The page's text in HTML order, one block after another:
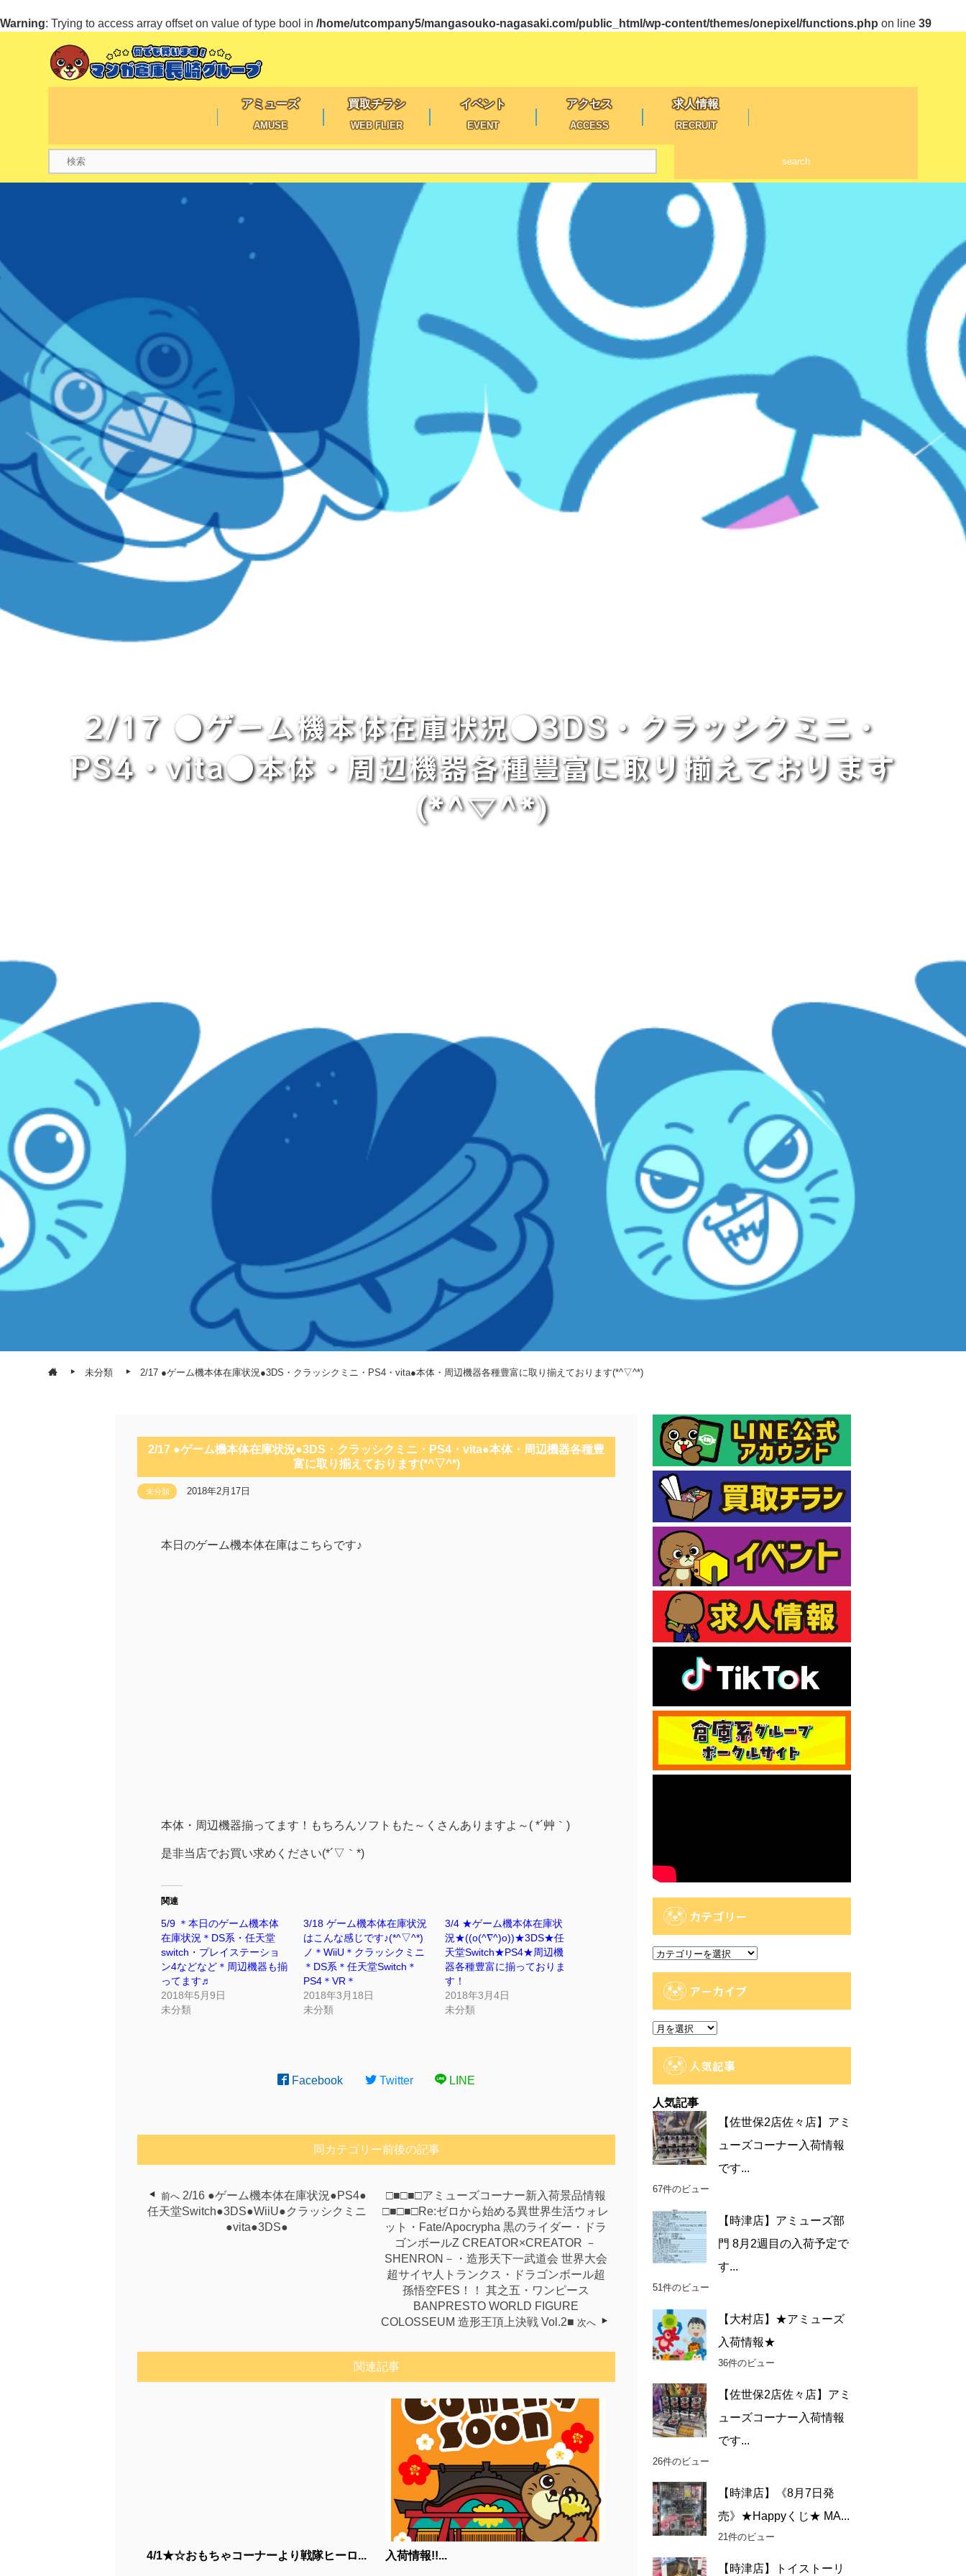
Warning: Trying to access array offset on value of type bool in /home/utcompany5/mangasouko-nagasaki.com/public_html/wp-content/themes/onepixel/functions.php on line 39
アミューズ
AMUSE
買取チラシ
WEB FLIER
イベント
EVENT
アクセス
ACCESS
求人情報
RECRUIT
search
2/17 ●ゲーム機本体在庫状況●3DS・クラッシクミニ・
PS4・vita●本体・周辺機器各種豊富に取り揃えております
(*^▽^*)
未分類 2/17 ●ゲーム機本体在庫状況●3DS・クラッシクミニ・PS4・vita●本体・周辺機器各種豊富に取り揃えております(*^▽^*)
2/17 ●ゲーム機本体在庫状況●3DS・クラッシクミニ・PS4・vita●本体・周辺機器各種豊
富に取り揃えております(*^▽^*)
未分類 2018年2月17日
本日のゲーム機本体在庫はこちらです♪
本体・周辺機器揃ってます！もちろんソフトもた～くさんありますよ～( *´艸｀)
是非当店でお買い求めください(*´▽｀*)
関連
5/9 ＊本日のゲーム機本体
在庫状況＊DS系・任天堂
switch・プレイステーショ
ン4などなど＊周辺機器も揃
ってます♬
2018年5月9日
未分類
3/18 ゲーム機本体在庫状況
はこんな感じです♪(*^▽^*)
ノ＊WiiU＊クラッシクミニ
＊DS系＊任天堂Switch＊
PS4＊VR＊
2018年3月18日
未分類
3/4 ★ゲーム機本体在庫状
況★((o(^∇^)o))★3DS★任
天堂Switch★PS4★周辺機
器各種豊富に揃っておりま
す！
2018年3月4日
未分類
Facebook Twitter LINE
同カテゴリー前後の記事
前へ 2/16 ●ゲーム機本体在庫状況●PS4●
任天堂Switch●3DS●WiiU●クラッシクミニ
●vita●3DS●
□■□■□アミューズコーナー新入荷景品情報
□■□■□Re:ゼロから始める異世界生活ウォレ
ット・Fate/Apocrypha 黒のライダー・ドラ
ゴンボールZ CREATOR×CREATOR －
SHENRON－・造形天下一武道会 世界大会
超サイヤ人トランクス・ドラゴンボール超
孫悟空FES！！ 其之五・ワンピース
BANPRESTO WORLD FIGURE
COLOSSEUM 造形王頂上決戦 Vol.2■ 次へ
関連記事
4/1★☆おもちゃコーナーより戦隊ヒーロ... 入荷情報!!...
カテゴリー
カ
アーカイブ
ア
人気記事
人気記事
【佐世保2店佐々店】アミ
ューズコーナー入荷情報
です...
67件のビュー
【時津店】アミューズ部
門 8月2週目の入荷予定で
す...
51件のビュー
【大村店】★アミューズ
入荷情報★
36件のビュー
【佐世保2店佐々店】アミ
ューズコーナー入荷情報
です...
26件のビュー
【時津店】《8月7日発
売》★Happyくじ★ MA...
21件のビュー
【時津店】トイストーリ